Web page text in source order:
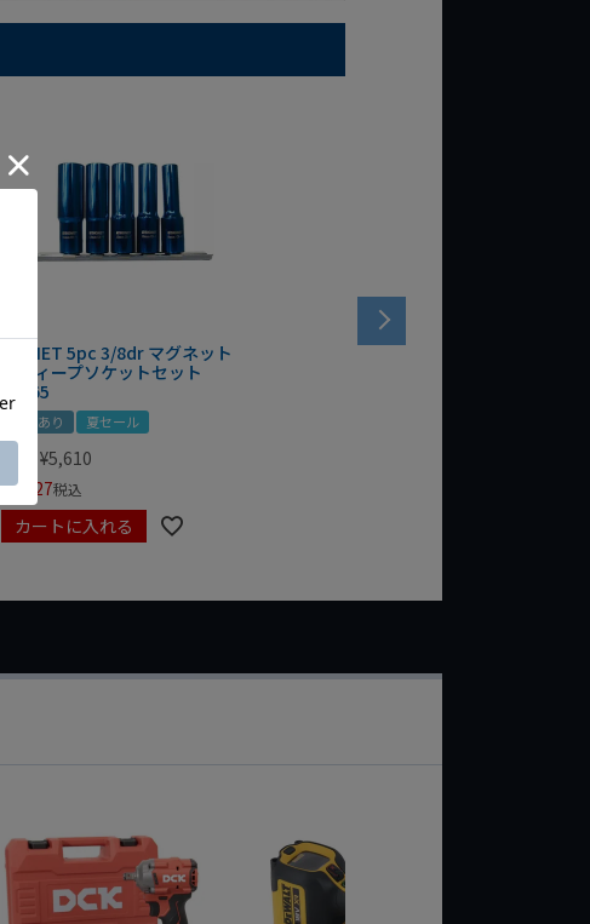
SIGNET 5pc 3/8dr マグネット
付ディープソケットセット
12265
動画あり 夏セール
¥5,610
¥3,927税込
カートに入れる